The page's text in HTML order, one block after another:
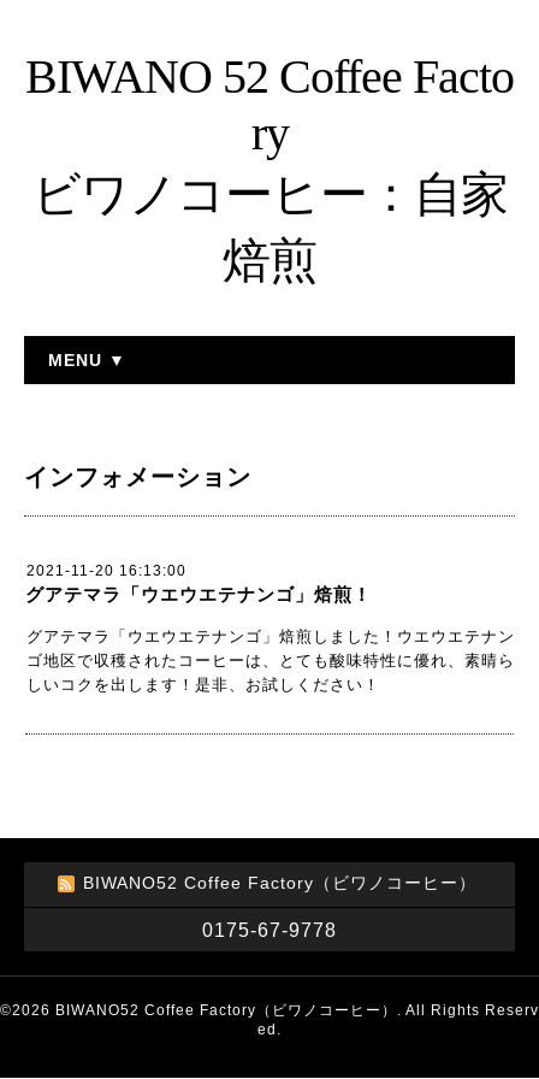
BIWANO 52 Coffee Facto
ry
ビワノコーヒー：自家
焙煎
MENU ▼
インフォメーション
2021-11-20 16:13:00
グアテマラ「ウエウエテナンゴ」焙煎！
グアテマラ「ウエウエテナンゴ」焙煎しました！ウエウエテナン
ゴ地区で収穫されたコーヒーは、とても酸味特性に優れ、素晴ら
しいコクを出します！是非、お試しください！
BIWANO52 Coffee Factory（ビワノコーヒー）
0175-67-9778
©2026 BIWANO52 Coffee Factory（ビワノコーヒー） . All Rights Reserv
ed.